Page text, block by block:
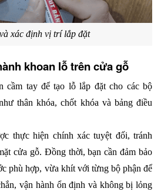
xác định vị trí lắp đặt
khoan lỗ trên cửa gỗ
cầm tay để tạo lỗ lắp đặt cho các bộ
thân khóa, chốt khóa và bảng điều
thực hiện chính xác tuyệt đối, tránh
cửa gỗ. Đồng thời, bạn cần đảm bảo
phù hợp, vừa khít với từng bộ phận để
vận hành ổn định và không bị lỏng